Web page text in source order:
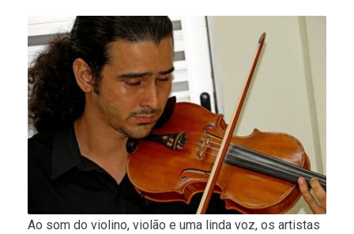
Ao som do violino, violão e uma linda voz, os artistas